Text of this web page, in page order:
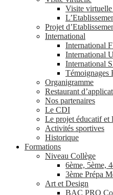
Visite virtuelle
Projet
International
International
International
International
Témoignages
Organigramme
Restaurant
Nos partenaires
Le CDI
Le projet éducatif et
Activités sportives
Historique
Formations
Niveau Collège
6ème, 5ème,
3ème Prépa
Art et Design
BAC PRO